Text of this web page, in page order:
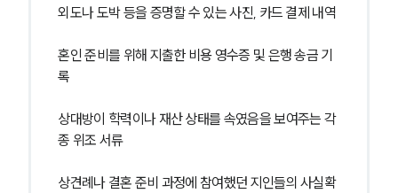
외도나 도박 등을 증명할 수 있는 사진, 카드 결제 내역
혼인 준비를 위해 지출한 비용 영수증 및 은행 송금 기
록
상대방이 학력이나 재산 상태를 속였음을 보여주는 각
종 위조 서류
상견례나 결혼 준비 과정에 참여했던 지인들의 사실확